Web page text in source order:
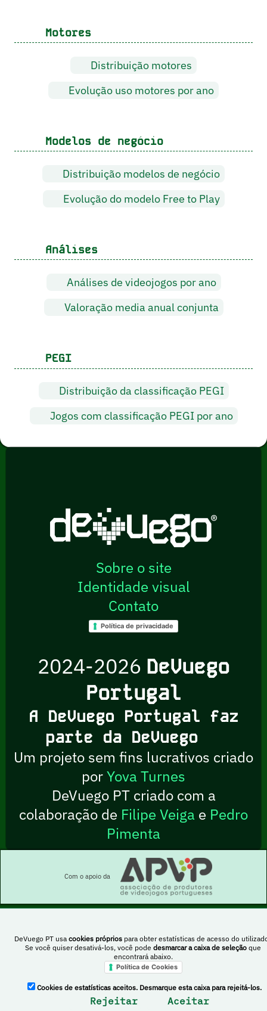
Motores
Distribuição motores
Evolução uso motores por ano
Modelos de negócio
Distribuição modelos de negócio
Evolução do modelo Free to Play
Análises
Análises de videojogos por ano
Valoração media anual conjunta
PEGI
Distribuição da classificação PEGI
Jogos com classificação PEGI por ano
DeVuego PT usa cookies própriospara obter estatísticas de acesso do
Se você quiser desativá-los, você pode desmarcar a caixa de seleção que
encontrará abaixo.
Política de Cookies
Cookies de estatísticas aceitos. Desmarque esta caixa para rejeitá-los.
Rejeitar Aceitar
Sobre o site
Identidade visual
Contato
Política de privacidade
2024-2026 DeVuego
Portugal
A DeVuego Portugal faz
parte da DeVuego
Um projeto sem fins lucrativos criado
porYova Turnes
DeVuego PT criado com a
colaboração de Filipe Veiga e Pedro
Pimenta
Com o apoio da
Esta obra está sob uma licença Creative Commons Atribuição-NãoComercial-
PartilhaIgual 4.0 Internacional
DeVuego Espanha
DeVuego LATAM
DeVuego Portugal